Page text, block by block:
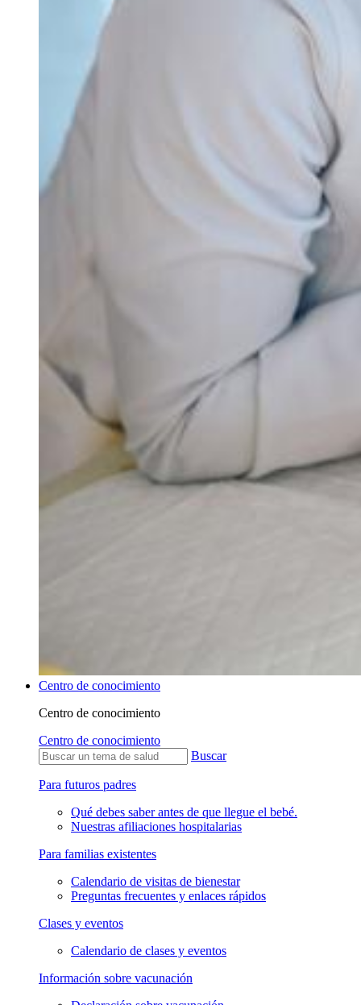
Centro de conocimiento
Centro de conocimiento
Centro de conocimiento
Buscar
Para futuros padres
Qué debes saber antes de que llegue el bebé.
Nuestras afiliaciones hospitalarias
Para familias existentes
Calendario de visitas de bienestar
Preguntas frecuentes y enlaces rápidos
Clases y eventos
Calendario de clases y eventos
Información sobre vacunación